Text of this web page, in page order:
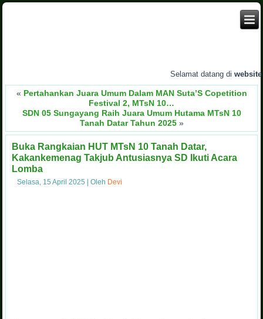
Selamat datang di website
« Pertahankan Juara Umum Dalam MAN Suta’S Copetition
Festival 2, MTsN 10…
SDN 05 Sungayang Raih Juara Umum Hutama MTsN 10
Tanah Datar Tahun 2025»
Buka Rangkaian HUT MTsN 10 Tanah Datar,
Kakankemenag Takjub Antusiasnya SD Ikuti Acara
Lomba
Selasa, 15 April 2025 |Oleh Devi